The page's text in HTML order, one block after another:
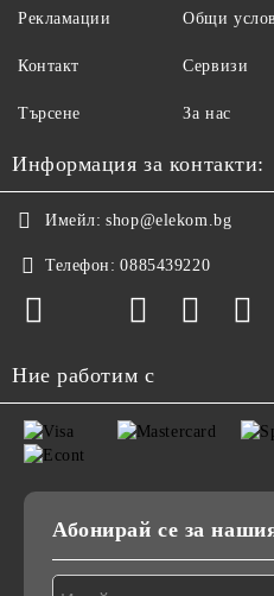
Рекламации
Контакт
Търсене
Общи
Сервизи
За нас
Информация за контакти:
Имейл: shop@elekom.bg
Телефон: 0885439220
Ние работим с
Абонирай се за